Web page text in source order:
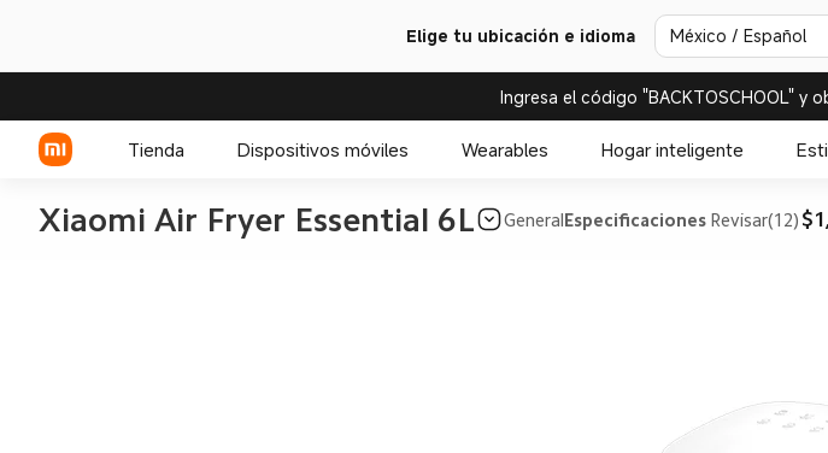
Elige tu ubicación e idioma México / Español
Ingresa el código "BACKTOSCHOOL" y
Tienda Dispositivos móviles Wearables Hogar inteligente
Xiaomi Air Fryer Essential 6L GeneralEspecificaciones Revisar(12)